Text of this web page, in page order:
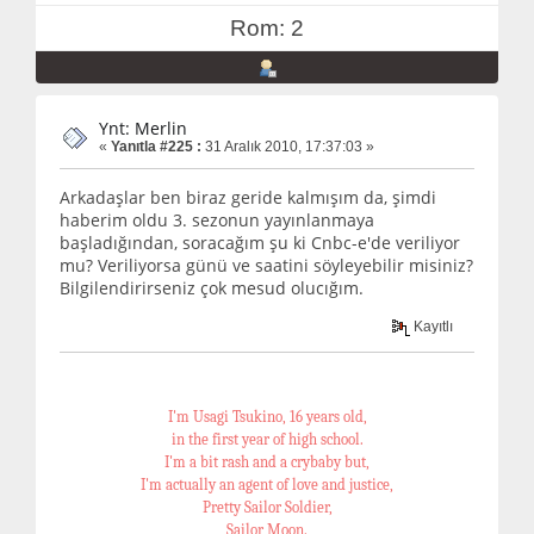
Rom: 2
Ynt: Merlin
« Yanıtla #225 : 31 Aralık 2010, 17:37:03 »
Arkadaşlar ben biraz geride kalmışım da, şimdi
haberim oldu 3. sezonun yayınlanmaya
başladığından, soracağım şu ki Cnbc-e'de veriliyor
mu? Veriliyorsa günü ve saatini söyleyebilir misiniz?
Bilgilendirirseniz çok mesud olucığım.
Kayıtlı
I'm Usagi Tsukino, 16 years old,
in the first year of high school.
I'm a bit rash and a crybaby but,
I'm actually an agent of love and justice,
Pretty Sailor Soldier,
Sailor Moon.